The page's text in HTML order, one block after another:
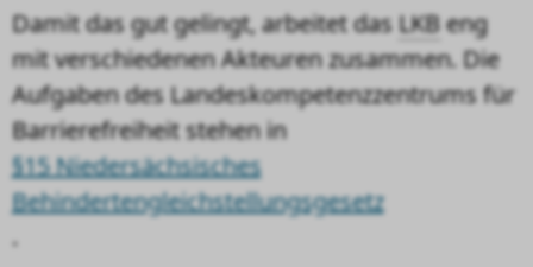
Damit das gut gelingt, arbeitet dasLKBeng
mit verschiedenen Akteuren zusammen. Die
Aufgaben des Landeskompetenzzentrums für
Barrierefreiheit stehen in
§15 Niedersächsisches
Behindertengleichstellungsgesetz
.